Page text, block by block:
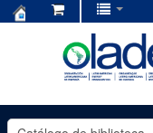
OLADE